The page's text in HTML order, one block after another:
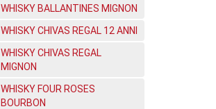
WHISKY BALLANTINES MIGNON
WHISKY CHIVAS REGAL 12 ANNI
WHISKY CHIVAS REGAL
MIGNON
WHISKY FOUR ROSES
BOURBON